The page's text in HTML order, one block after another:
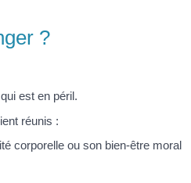
?
est en péril.
réunis :
corporelle ou son bien-être moral